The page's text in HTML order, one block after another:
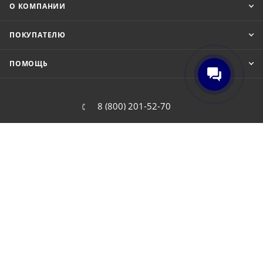
О КОМПАНИИ
ПОКУПАТЕЛЮ
ПОМОЩЬ
8 (800) 201-52-70
order@cit.ru